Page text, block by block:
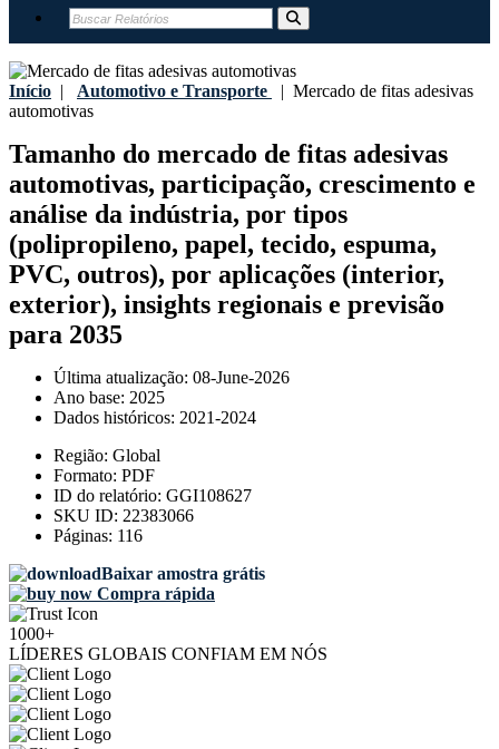
Início | Automotivo e Transporte | Mercado de fitas adesivas
automotivas
Tamanho do mercado de fitas adesivas
automotivas, participação, crescimento e
análise da indústria, por tipos
(polipropileno, papel, tecido, espuma,
PVC, outros), por aplicações (interior,
exterior), insights regionais e previsão
para 2035
Última atualização: 08-June-2026
Ano base: 2025
Dados históricos: 2021-2024
Região: Global
Formato: PDF
ID do relatório: GGI108627
SKU ID: 22383066
Páginas: 116
Baixar amostra grátis
Compra rápida
1000+
LÍDERES GLOBAIS CONFIAM EM NÓS